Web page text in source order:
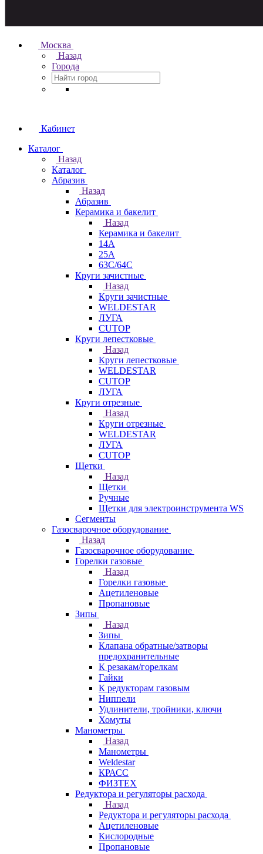
Москва
Назад
Города
Кабинет
Каталог
Назад
Каталог
Абразив
Назад
Абразив
Керамика и бакелит
Назад
Керамика и бакелит
14А
25А
63С/64С
Круги зачистные
Назад
Круги зачистные
WELDESTAR
ЛУГА
CUTOP
Круги лепестковые
Назад
Круги лепестковые
WELDESTAR
CUTOP
ЛУГА
Круги отрезные
Назад
Круги отрезные
WELDESTAR
ЛУГА
CUTOP
Щетки
Назад
Щетки
Ручные
Щетки для электроинструмента WS
Сегменты
Газосварочное оборудование
Назад
Газосварочное оборудование
Горелки газовые
Назад
Горелки газовые
Ацетиленовые
Пропановые
Зипы
Назад
Зипы
Клапана обратные/затворы
предохранительные
К резакам/горелкам
Гайки
К редукторам газовым
Ниппели
Удлинители, тройники, ключи
Хомуты
Манометры
Назад
Манометры
Weldestar
КРАСС
ФИЗТЕХ
Редуктора и регуляторы расхода
Назад
Редуктора и регуляторы расхода
Ацетиленовые
Кислородные
Пропановые